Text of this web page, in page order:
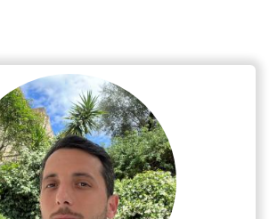
Google Play Store !